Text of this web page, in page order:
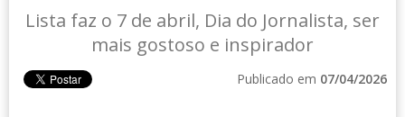
Lista faz o 7 de abril, Dia do Jornalista, ser
mais gostoso e inspirador
Publicado em 07/04/2026